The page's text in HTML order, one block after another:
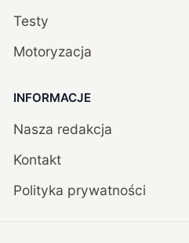
Testy
Motoryzacja
INFORMACJE
Nasza redakcja
Kontakt
Polityka prywatności